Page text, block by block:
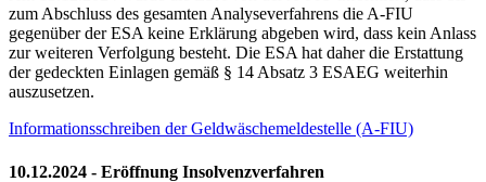
zum Abschluss des gesamten Analyseverfahrens die A-FIU
gegenüber der ESA keine Erklärung abgeben wird, dass kein Anlass
zur weiteren Verfolgung besteht. Die ESA hat daher die Erstattung
der gedeckten Einlagen gemäß § 14 Absatz 3 ESAEG weiterhin
auszusetzen.
Informationsschreiben der Geldwäschemeldestelle (A-FIU)
10.12.2024 - Eröffnung Insolvenzverfahren